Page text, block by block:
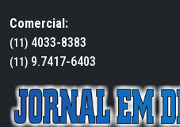
Comercial:
(11) 4033-8383
(11) 9.7417-6403